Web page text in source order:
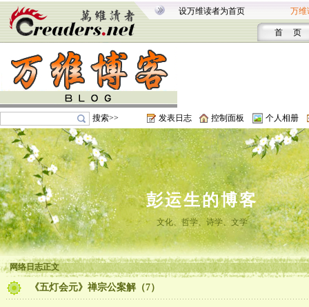
设万维读者为首页 万维
首 页
搜索>> 发表日志 控制面板 个人相册
彭运生的博客
文化、哲学、诗学、文学
网络日志正文
《五灯会元》禅宗公案解（7）